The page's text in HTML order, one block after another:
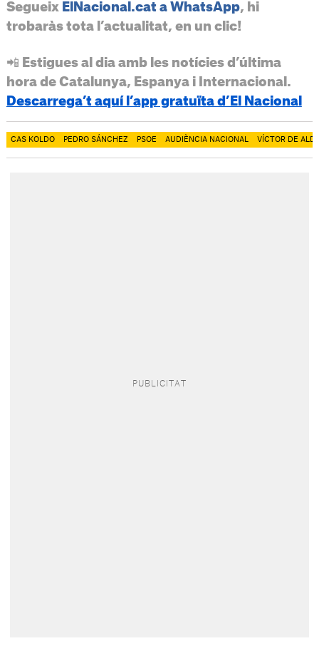
Segueix ElNacional.cat a WhatsApp, hi
trobaràs tota l’actualitat, en un clic!
📲 Estigues al dia amb les notícies d’última
hora de Catalunya, Espanya i Internacional.
Descarrega’t aquí l’app gratuïta d’El Nacional
CAS KOLDO PEDRO SÁNCHEZ PSOE AUDIÈNCIA NACIONAL VÍCTOR DE